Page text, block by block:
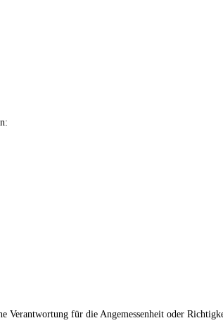
Verantwortung für die Angemessenheit oder